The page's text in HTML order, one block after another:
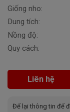
Giống nho:
Dung tích:
Nồng độ:
Quy cách:
Liên hệ
Để lại thông tin để